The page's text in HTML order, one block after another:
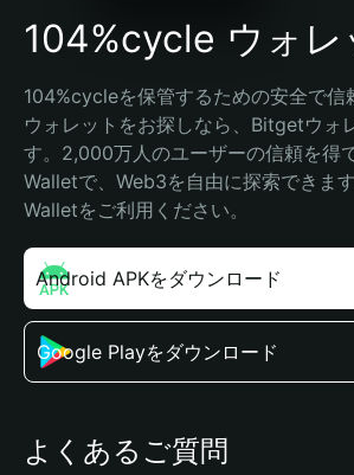
104%cycle ウォレ
104%cycleを保管するための安全で信
ウォレットをお探しなら、Bitgetウォ
す。2,000万人のユーザーの信頼を得
Walletで、Web3を自由に探索できま
Walletをご利用ください。
Android APKをダウンロード
Google Playをダウンロード
よくあるご質問